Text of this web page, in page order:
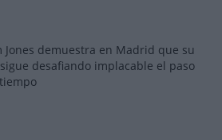
Jones demuestra en Madrid que su
desafiando implacable el paso